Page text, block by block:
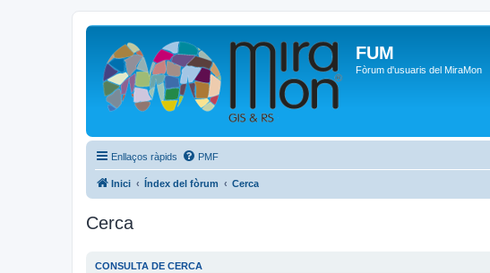
FUM
Fòrum d'usuaris del MiraMon
Enllaços ràpids PMF
Inici Índex del fòrum Cerca
Cerca
CONSULTA DE CERCA